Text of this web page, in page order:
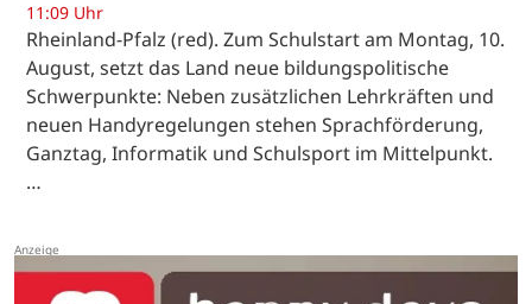
11:09 Uhr
Rheinland-Pfalz (red). Zum Schulstart am Montag, 10.
August, setzt das Land neue bildungspolitische
Schwerpunkte: Neben zusätzlichen Lehrkräften und
neuen Handyregelungen stehen Sprachförderung,
Ganztag, Informatik und Schulsport im Mittelpunkt.
…